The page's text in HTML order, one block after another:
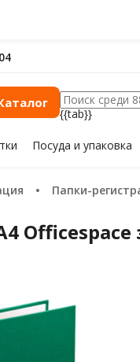
{{tab}}
Посуда и упаковка
Папки-